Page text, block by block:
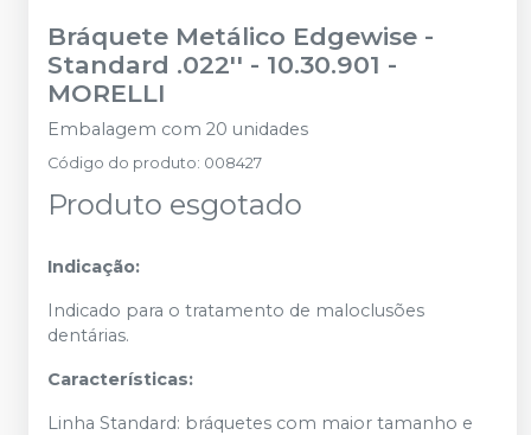
Bráquete Metálico Edgewise -
Standard .022'' - 10.30.901 -
MORELLI
Embalagem com 20 unidades
Código do produto: 008427
Produto esgotado
Indicação:
Indicado para o tratamento de maloclusões
dentárias.
Características:
Linha Standard: bráquetes com maior tamanho e